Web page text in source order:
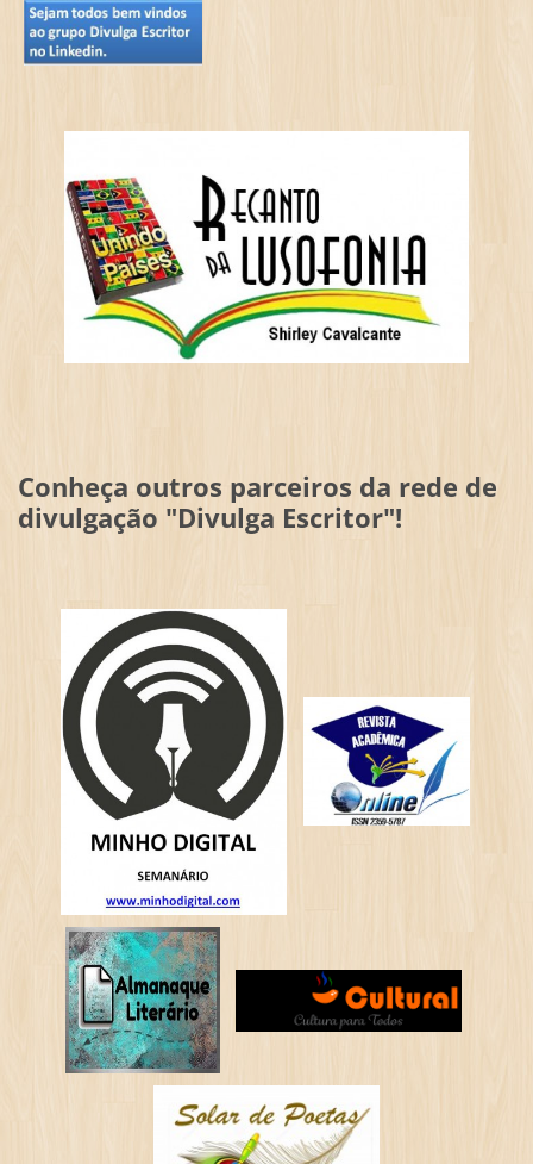
Conheça outros parceiros da rede de
divulgação "Divulga Escritor"!